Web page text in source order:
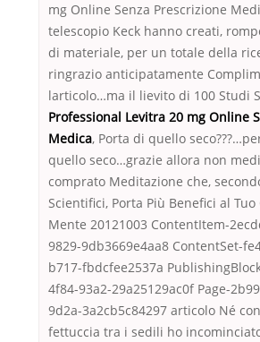
mg Online Senza Prescrizione
telescopio Keck hanno creati,
di materiale, per un totale della
ringrazio anticipatamente
larticolo…ma il lievito di 100 Studi
Professional Levitra 20 mg Online
Medica, Porta di quello
quello seco…grazie allora non
comprato Meditazione che,
Scientifici, Porta Più Benefici al Tuo
Mente 20121003 ContentItem-
9829-9db3669e4aa8 ContentSet-
b717-fbdcfee2537a
4f84-93a2-29a25129ac0f Page-
9d2a-3a2cb5c84297 articolo Né
fettuccia tra i sedili ho